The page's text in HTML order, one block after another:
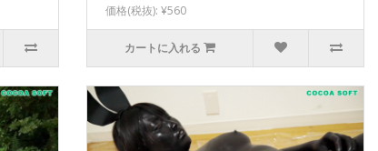
価格(税抜): ¥560
カートに入れる